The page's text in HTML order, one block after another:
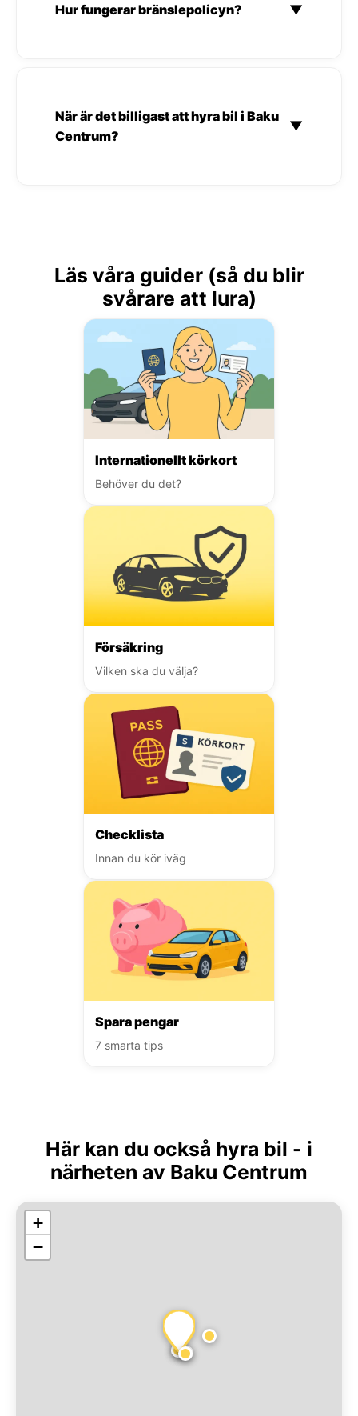
Hur fungerar bränslepolicyn? ▼
När är det billigast att hyra bil i Baku
Centrum?
▼
Läs våra guider (så du blir
svårare att lura)
Internationellt körkort
Behöver du det?
Försäkring
Vilken ska du välja?
Checklista
Innan du kör iväg
Spara pengar
7 smarta tips
Här kan du också hyra bil - i
närheten av Baku Centrum
+
−